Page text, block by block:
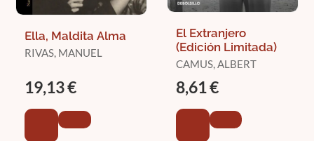
Ella, Maldita Alma
RIVAS, MANUEL
19,13 €
El Extranjero
(Edición Limitada)
CAMUS, ALBERT
8,61 €